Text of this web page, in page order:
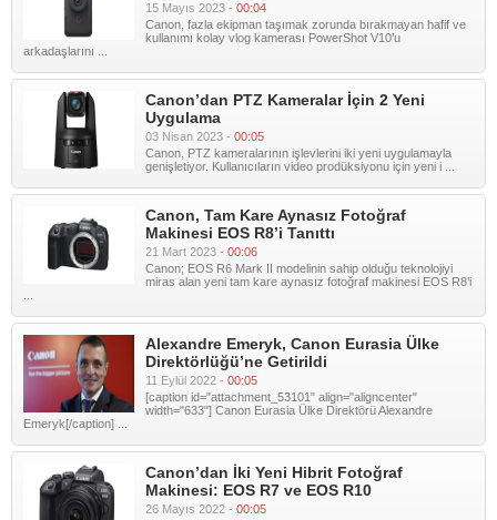
15 Mayıs 2023 - 00:04
Canon, fazla ekipman taşımak zorunda bırakmayan hafif ve
kullanımı kolay vlog kamerası PowerShot V10’u
arkadaşlarını ...
Canon’dan PTZ Kameralar İçin 2 Yeni
Uygulama
03 Nisan 2023 - 00:05
Canon, PTZ kameralarının işlevlerini iki yeni uygulamayla
genişletiyor. Kullanıcıların video prodüksiyonu için yeni i ...
Canon, Tam Kare Aynasız Fotoğraf
Makinesi EOS R8’i Tanıttı
21 Mart 2023 - 00:06
Canon; EOS R6 Mark II modelinin sahip olduğu teknolojiyi
miras alan yeni tam kare aynasız fotoğraf makinesi EOS R8’i
Alexandre Emeryk, Canon Eurasia Ülke
Direktörlüğü’ne Getirildi
11 Eylül 2022 - 00:05
[caption id="attachment_53101" align="aligncenter"
width="633"] Canon Eurasia Ülke Direktörü Alexandre
Emeryk[/caption] ...
Canon’dan İki Yeni Hibrit Fotoğraf
Makinesi: EOS R7 ve EOS R10
26 Mayıs 2022 - 00:05